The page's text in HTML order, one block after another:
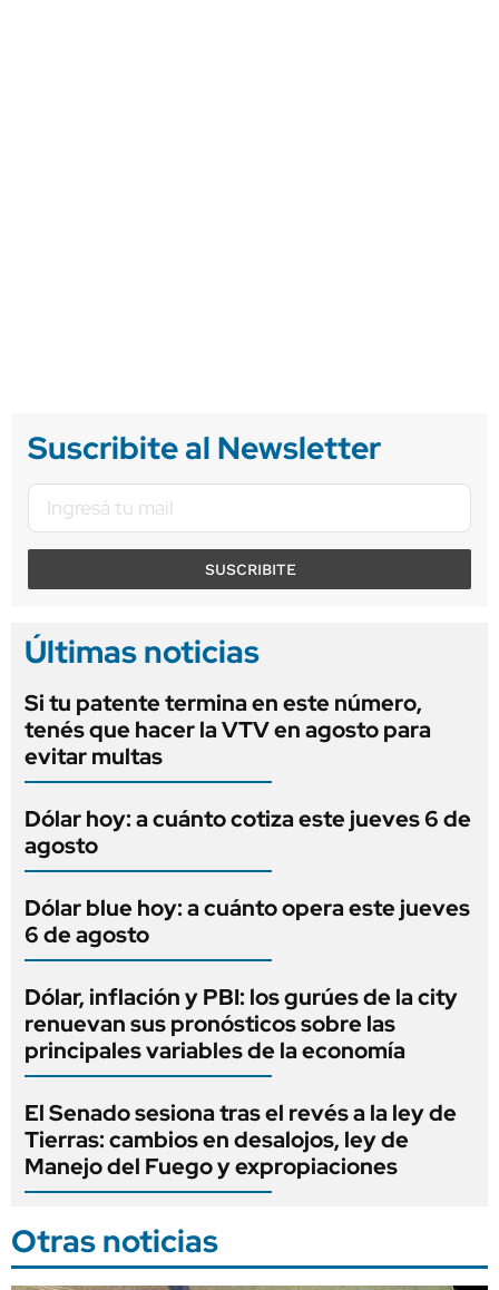
Suscribite al Newsletter
SUSCRIBITE
Últimas noticias
Si tu patente termina en este número,
tenés que hacer la VTV en agosto para
evitar multas
Dólar hoy: a cuánto cotiza este jueves 6 de
agosto
Dólar blue hoy: a cuánto opera este jueves
6 de agosto
Dólar, inflación y PBI: los gurúes de la city
renuevan sus pronósticos sobre las
principales variables de la economía
El Senado sesiona tras el revés a la ley de
Tierras: cambios en desalojos, ley de
Manejo del Fuego y expropiaciones
Otras noticias